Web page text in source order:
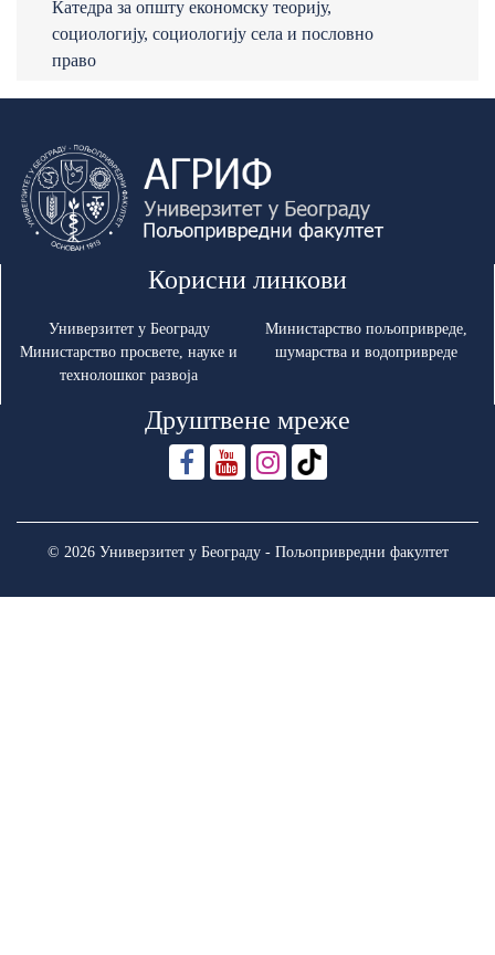
Катедра за општу економску теорију,
социологију, социологију села и пословно
право
Корисни линкови
Универзитет у Београду
Министарство просвете, науке и
технолошког развоја
Министарство пољопривреде,
шумарства и водопривреде
Друштвене мреже
© 2026 Универзитет у Београду - Пољопривредни факултет